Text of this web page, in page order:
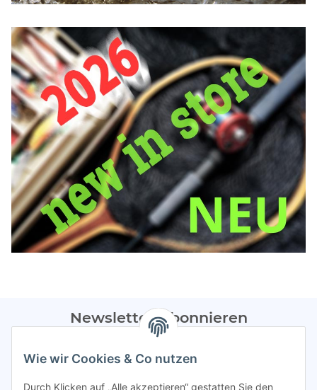
Newsletter Abonnieren
Bitte sendet mir entsprechend eurer
regelmäßig Infos zu euren Aktionen per E-Mail zu.
Wie wir Cookies & Co nutzen
Durch Klicken auf „Alle akzeptieren“ gestatten Sie den